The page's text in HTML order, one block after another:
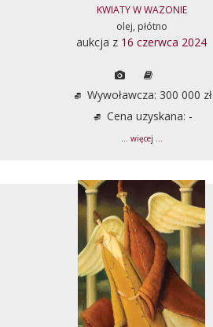
KWIATY W WAZONIE
olej, płótno
aukcja z 16 czerwca 2024
Wywoławcza: 300 000 zł
Cena uzyskana: -
... więcej ...